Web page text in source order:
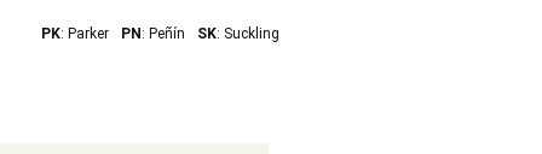
PK: Parker PN : Peñín SK: Suckling